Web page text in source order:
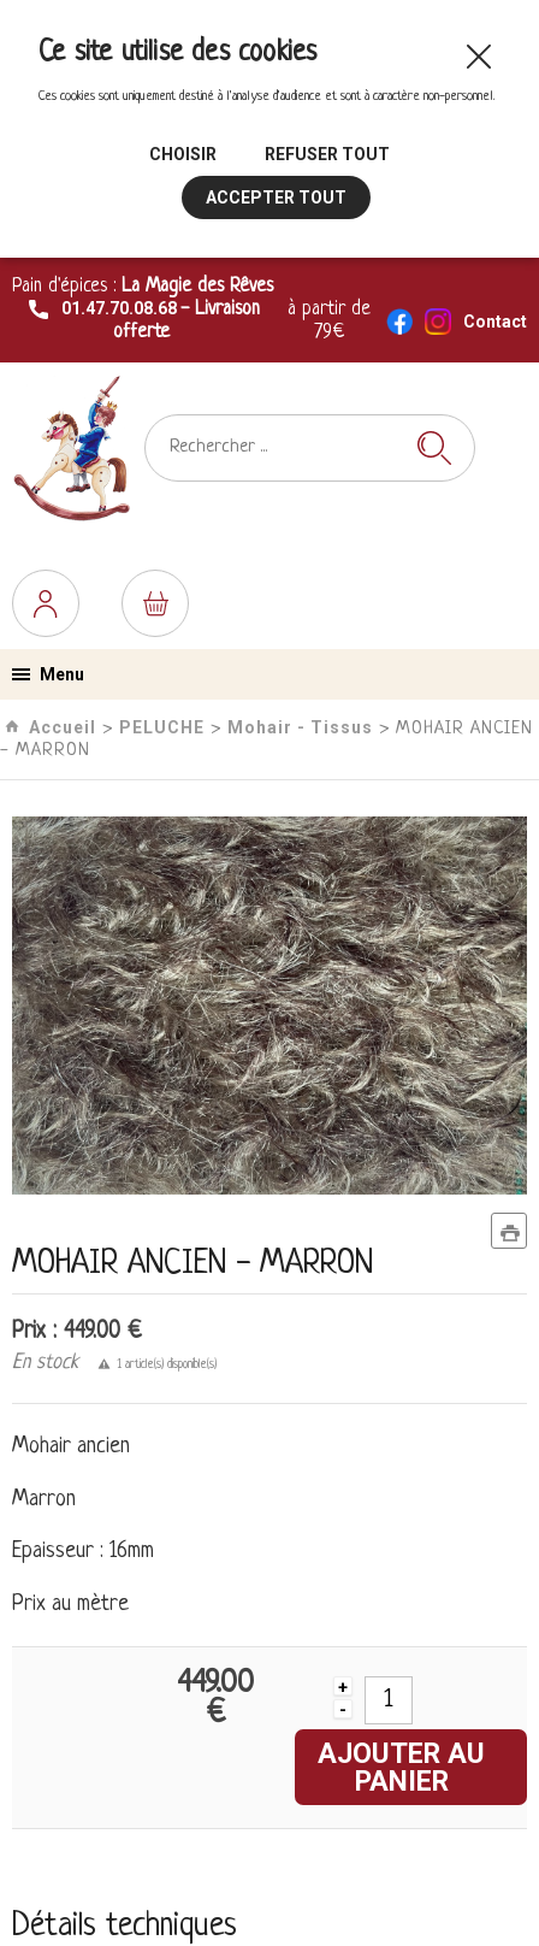
Pain d'épices : La Magie des Rêves
01.47.70.08.68- Livraison
offerte
à partir de
79€
Contact
Menu
Accueil › PELUCHE › Mohair - Tissus › MOHAIR ANCIEN
- MARRON
MOHAIR ANCIEN - MARRON
Prix : 449.00 €
En stock 1 article(s) disponible(s)
Mohair ancien
Marron
Epaisseur : 16mm
Prix au mètre
449.00
€
+
-
AJOUTER AU
PANIER
Détails techniques
Ce site utilise des cookies
Ces cookies sont uniquement destiné à l'analyse d'audience et sont à caractère non-personnel.
CHOISIR REFUSER TOUT
ACCEPTER TOUT